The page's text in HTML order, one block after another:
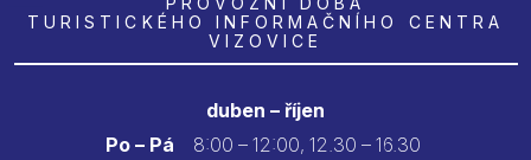
TURISTICKÉHO INFORMAČNÍHO CENTRA
VIZOVICE
duben – říjen
Po – Pá
8:00 – 12:00, 12.30 – 16.30